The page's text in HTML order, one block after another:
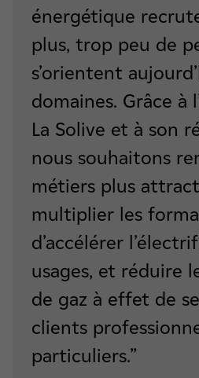
énergétique
plus, trop peu de
s’orientent
domaines. Grâce à
La Solive et à son
nous souhaitons
métiers plus
multiplier les
d’accélérer
usages, et réduire
de gaz à effet de
clients
particuliers.”